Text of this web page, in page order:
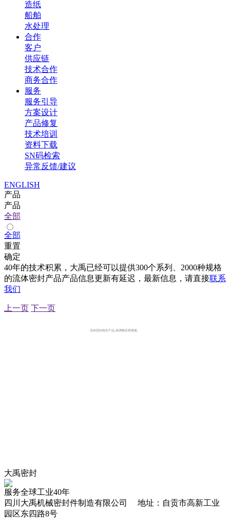
造纸
船舶
水处理
合作
客户
供应链
技术合作
商务合作
服务
服务引导
方案设计
产品修复
技术培训
资料下载
SN码检索
异常反馈/建议
ENGLISH
产品
产品
全部
全部
重置
确定
40年的技术积累，大禹已经可以提供300个系列、2000种规格
的流体密封产品产品信息更新有延迟，最新信息，请直接联系
我们
上一页 下一页
没有找到相关产品,请调整后再搜索。
大禹密封
服务全球工业40年
四川大禹机械密封件制造有限公司 地址：自贡市高新工业
园区东四路8号